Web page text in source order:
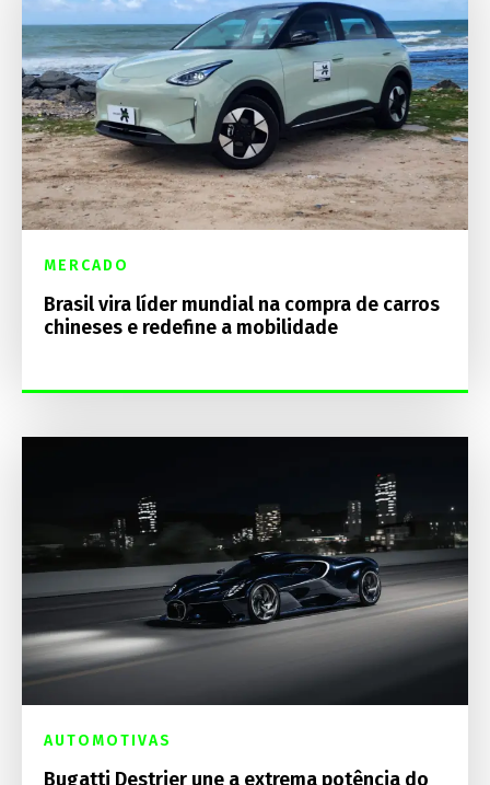
MERCADO
Brasil vira líder mundial na compra de carros
chineses e redefine a mobilidade
AUTOMOTIVAS
Bugatti Destrier une a extrema potência do